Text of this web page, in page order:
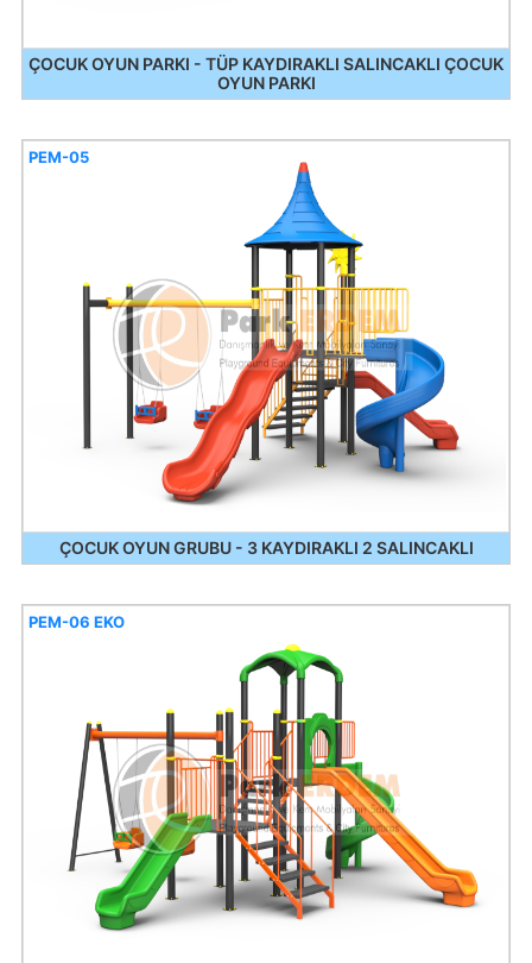
ÇOCUK OYUN PARKI - TÜP KAYDIRAKLI SALINCAKLI ÇOCUK
OYUN PARKI
ÇOCUK OYUN GRUBU - 3 KAYDIRAKLI 2 SALINCAKLI
PEM-05
PEM-06 EKO